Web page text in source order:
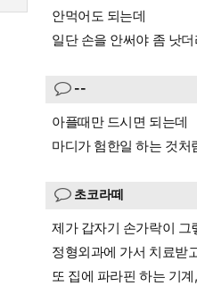
안먹어도 되는데
일단 손을 안써야 좀 낫
--
아플때만 드시면 되는데
마디가 험한일 하는 것처
초코라떼
제가 갑자기 손가락이 그
정형외과에 가서 치료받
또 집에 파라핀 하는 기